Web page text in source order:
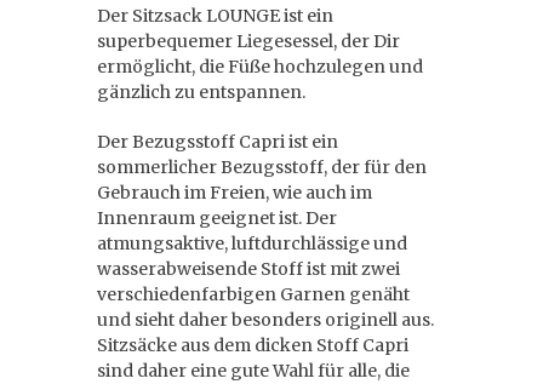
Der Sitzsack LOUNGE ist ein
superbequemer Liegesessel, der Dir
ermöglicht, die Füße hochzulegen und
gänzlich zu entspannen.
Der Bezugsstoff Capri ist ein
sommerlicher Bezugsstoff, der für den
Gebrauch im Freien, wie auch im
Innenraum geeignet ist. Der
atmungsaktive, luftdurchlässige und
wasserabweisende Stoff ist mit zwei
verschiedenfarbigen Garnen genäht
und sieht daher besonders originell aus.
Sitzsäcke aus dem dicken Stoff Capri
sind daher eine gute Wahl für alle, die